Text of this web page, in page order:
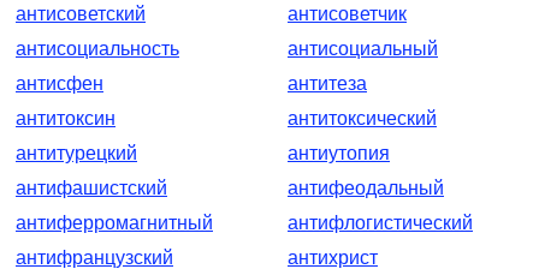
антисоветский
антисоветчик
антисоциальность
антисоциальный
антисфен
антитеза
антитоксин
антитоксический
антитурецкий
антиутопия
антифашистский
антифеодальный
антиферромагнитный
антифлогистический
антифранцузский
антихрист